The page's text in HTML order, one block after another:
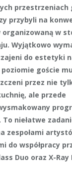
przestrzeniach
przybyli na
w
Wyjątkowo
do estetyki
goście
przez nie
ale przede
niełatwe
zespołami
do współpracy
Duo oraz X-Ray